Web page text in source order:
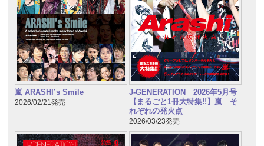
嵐 ARASHI’s Smile
2026/02/21発売
J-GENERATION 2026年5月号
【まるごと1冊大特集!!】嵐 そ
れぞれの発火点
2026/03/23発売